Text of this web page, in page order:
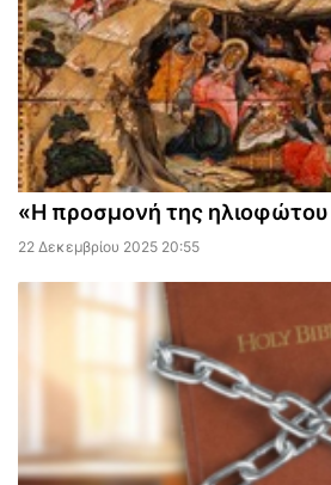
«Η προσμονή της
22 Δεκεμβρίου 2025 20:55